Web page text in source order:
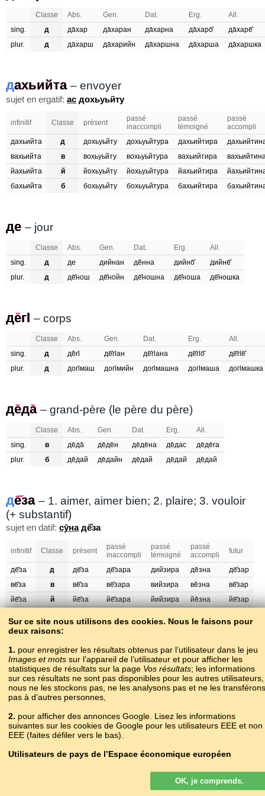
Classe Abs. Gen. Dat. Erg.
All.
sing.
д да̄хар да̄харан да̄харна да̄харо̄̌
да̄харе̄̌
plur.
д да̄харш да̄харийн да̄харшна да̄харша да̄харшка
дахьийта
дахьийта – envoyer
sujet en ergatif: ас дохьуьйту
infinitif Classe présent
passé
inaccompli
passé
témoigné
passé
accompli
дахьийта
д дохьуьйту дохьуьйтура дахьийтира
вахьийта
в вохьуьйту вохьуьйтура вахьийтира
йахьийта
й йохьуьйту йохьуьйтура йахьийтира
бахьийта
б бохьуьйту бохьуьйтура бахьийтира
де
де – jour
Classe Abs. Gen. Dat. Erg.
All.
sing.
д де дийнан де̌нна дийно̄̌
дийне̄̌
plur.
д де̄̌нош де̄̌нойн де̄̌ношна де̄̌ноша де̄̌ношка
де̌гӏ
дегӏ – corps
Classe Abs. Gen. Dat. Erg.
All.
sing.
д де̌гӏ де̄̌гӏан де̄̌гӏана де̄̌гӏо̄̌
де̄̌гӏе̄̌
plur.
д догӏмаш догӏмийн догӏмашна догӏмаша догӏмашка
де̄да̄
деда – grand-père (le père du père)
Classe Abs. Gen. Dat. Erg.
All.
sing.
в де̄да̄ де̄де̄н де̄де̄на де̄дас
де̄де̄га
plur.
б де̄дай де̄дайн де̄дай де̄дай де̄дай
де̄̌за
деза – 1. aimer, aimer bien; 2. plaire; 3. vouloir
(+ substantif)
sujet en datif: сӯна де̄̌за
infinitif Classe présent
passé
inaccompli
passé
témoigné
passé
accompli
futur
де̄̌за д де̄̌за де̄̌зара дийзира де̌зна
де̄̌зар
ве̄̌за
в ве̄̌за ве̄̌зара вийзира ве̌зна
ве̄̌зар
йе̄̌за
й йе̄̌за йе̄̌зара йийзира йе̌зна
йе̄̌зар
деза
деза– cher (coûteux)
д в й
б
деза
веза йеза беза
де̄ла
дела– dieu
Abs. Gen. Dat. Erg.
All.
Sur ce site nous utilisons des cookies. Nous le faisons pour
deux raisons:
1. pour enregistrer les résultats obtenus par l’utilisateur dans le jeu
Images et mots sur l’appareil de l’utilisateur et pour afficher les
statistiques de résultats sur la page Vos résultats; les informations
sur ces résultats ne sont pas disponibles pour les autres utilisateurs,
nous ne les stockons pas, ne les analysons pas et ne les transférons
pas à d’autres personnes,
2. pour afficher des annonces Google. Lisez les informations
suivantes sur les cookies de Google pour les utilisateurs EEE et non
EEE (faites défiler vers le bas).
Utilisateurs de pays de l’Espace économique européen
Les annonces Google affichées sur notre site pour les utilisateurs de
personnalisées. Bien que ces annonces n’utilisent
pas les cookies pour la personnalisation des annonces, elles utilisent
OK, je comprends.